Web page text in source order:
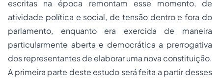
escritas na época remontam esse momento, de
atividade política e social, de tensão dentro e fora do
parlamento, enquanto era exercida de maneira
particularmente aberta e democrática a prerrogativa
dos representantes de elaborar uma nova constituição.
A primeira parte deste estudo será feita a partir desses